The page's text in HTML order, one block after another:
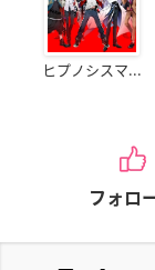
ヒプノシスマ...
フォロ